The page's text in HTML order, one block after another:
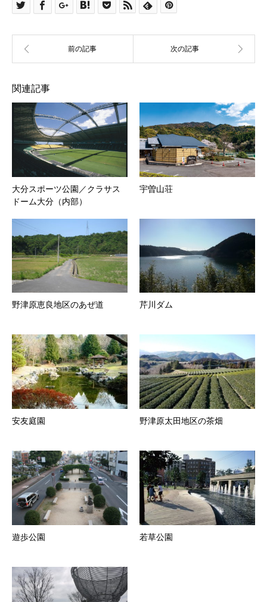
関連記事
大分スポーツ公園／クラサス
ドーム大分（内部）
宇曽山荘
野津原恵良地区のあぜ道 芹川ダム
安友庭園 野津原太田地区の茶畑
遊歩公園 若草公園